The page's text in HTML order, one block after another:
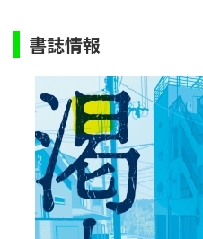
書誌情報